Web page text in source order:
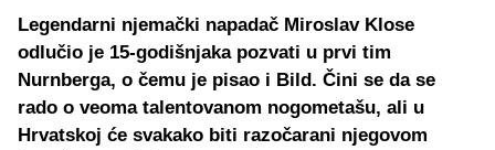
Legendarni njemački napadač Miroslav Klose
odlučio je 15-godišnjaka pozvati u prvi tim
Nurnberga, o čemu je pisao i Bild. Čini se da se
rado o veoma talentovanom nogometašu, ali u
Hrvatskoj će svakako biti razočarani njegovom